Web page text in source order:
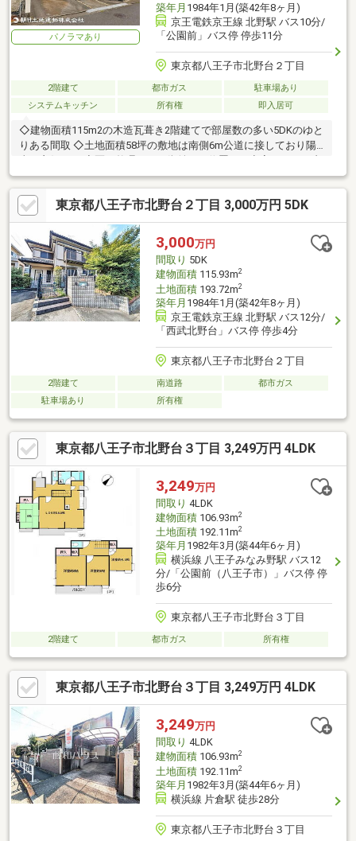
パノラマあり
築年月 1984年1月(築42年8ヶ月)
京王電鉄京王線 北野駅 バス10分/
「公園前」バス停 停歩11分
東京都八王子市北野台２丁目
2階建て 都市ガス
駐車場あり
システムキッチン
所有権 即入居可
◇建物面積115m2の木造瓦葺き2階建てで部屋数の多い5DKのゆと
りある間取 ◇土地面積58坪の敷地は南側6m公道に接しており陽
当り良好です ◇区画整理された街並みに位置し、空家のためご内
見可能です
東京都八王子市北野台２丁目 3,000万円 5DK
3,000万円
間取り 5DK
建物面積115.93m2
土地面積193.72m2
築年月 1984年1月(築42年8ヶ月)
京王電鉄京王線 北野駅 バス12分/
「西武北野台」バス停 停歩4分
東京都八王子市北野台２丁目
2階建て 南道路
都市ガス
駐車場あり
所有権
東京都八王子市北野台３丁目 3,249万円 4LDK
3,249万円
間取り 4LDK
建物面積106.93m2
土地面積192.11m2
築年月 1982年3月(築44年6ヶ月)
横浜線 八王子みなみ野駅 バス12
分/「公園前（八王子市）」バス停 停
歩6分
東京都八王子市北野台３丁目
2階建て 都市ガス 所有権
東京都八王子市北野台３丁目 3,249万円 4LDK
3,249万円
間取り 4LDK
建物面積106.93m2
土地面積192.11m2
築年月 1982年3月(築44年6ヶ月)
横浜線 片倉駅 徒歩28分
東京都八王子市北野台３丁目